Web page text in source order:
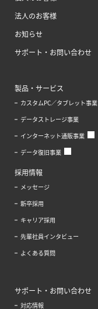
法人のお客様
お知らせ
サポート・お問い合わせ
製品・サービス
カスタムPC／タブレット事業
データストレージ事業
インターネット通販事業
データ復旧事業
採用情報
メッセージ
新卒採用
キャリア採用
先輩社員インタビュー
よくある質問
サポート・お問い合わせ
対応情報